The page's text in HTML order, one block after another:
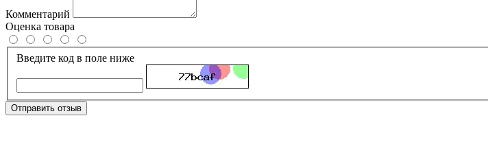
Комментарий
Оценка товара
Введите код в поле ниже
Отправить отзыв